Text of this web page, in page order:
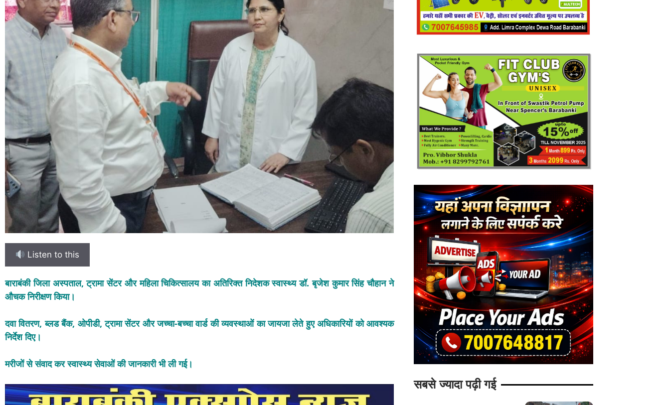
Listen to this
बाराबंकी जिला अस्पताल, ट्रामा सेंटर और महिला चिकित्सालय का अतिरिक्त निदेशक स्वास्थ्य डॉ. बृजेश कुमार सिंह चौहान ने
औचक निरीक्षण किया।
दवा वितरण, ब्लड बैंक, ओपीडी, ट्रामा सेंटर और जच्चा-बच्चा वार्ड की व्यवस्थाओं का जायजा लेते हुए अधिकारियों को आवश्यक
निर्देश दिए।
मरीजों से संवाद कर स्वास्थ्य सेवाओं की जानकारी भी ली गई।
सबसे ज्यादा पढ़ी गई